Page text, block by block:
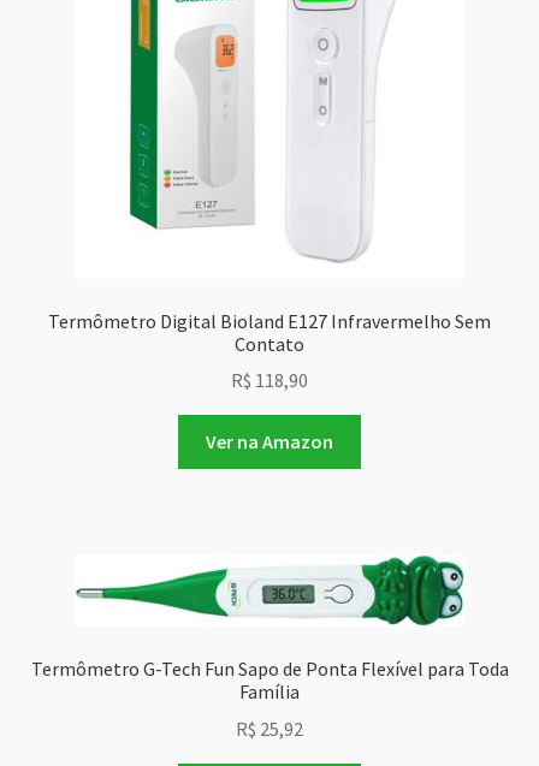
Termômetro Digital Bioland E127 Infravermelho Sem
Contato
R$ 118,90
Ver na Amazon
Termômetro G-Tech Fun Sapo de Ponta Flexível para Toda
Família
R$ 25,92